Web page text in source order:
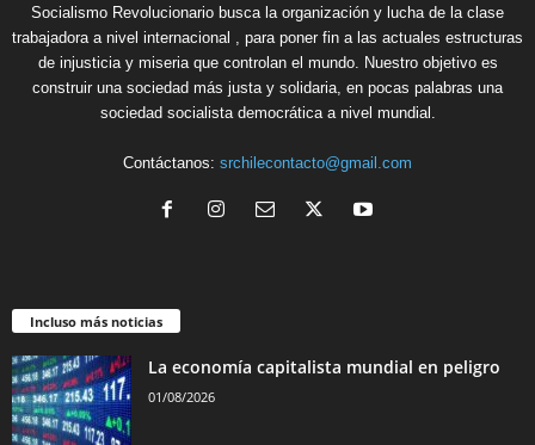
Socialismo Revolucionario busca la organización y lucha de la clase
trabajadora a nivel internacional , para poner fin a las actuales estructuras
de injusticia y miseria que controlan el mundo. Nuestro objetivo es
construir una sociedad más justa y solidaria, en pocas palabras una
sociedad socialista democrática a nivel mundial.
Contáctanos: srchilecontacto@gmail.com
Incluso más noticias
La economía capitalista mundial en peligro
01/08/2026